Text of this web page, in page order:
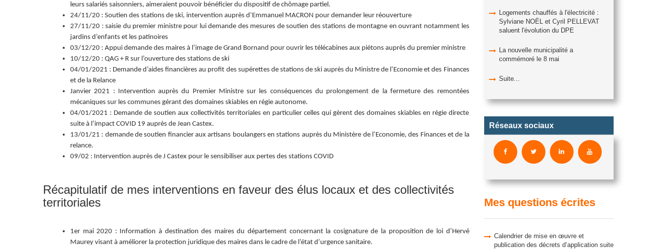
leurs salariés saisonniers, aimeraient pouvoir bénéficier du dispositif de chômage partiel.
24/11/20 : Soutien des stations de ski, intervention auprès d’Emmanuel MACRON pour demander leur réouverture
27/11/20 : saisie du premier ministre pour lui demande des mesures de soutien des stations de montagne en ouvrant notamment les
jardins d’enfants et les patinoires
03/12/20 : Appui demande des maires à l’image de Grand Bornand pour ouvrir les télécabines aux piétons auprès du premier ministre
10/12/20 : QAG + R sur l’ouverture des stations de ski
04/01/2021 : Demande d’aides financières au profit des supérettes de stations de ski auprès du Ministre de l’Economie et des Finances
et de la Relance
Janvier 2021 : Intervention auprès du Premier Ministre sur les conséquences du prolongement de la fermeture des remontées
mécaniques sur les communes gérant des domaines skiables en régie autonome.
04/01/2021 : Demande de soutien aux collectivités territoriales en particulier celles qui gèrent des domaines skiables en régie directe
suite à l’impact COVID 19 auprès de Jean Castex.
13/01/21 : demande de soutien financier aux artisans boulangers en stations auprès du Ministère de l’Economie, des Finances et de la
relance.
09/02 : Intervention auprès de J Castex pour le sensibiliser aux pertes des stations COVID
Récapitulatif de mes interventions en faveur des élus locaux et des collectivités
territoriales
1er mai 2020 : Information à destination des maires du département concernant la cosignature de la proposition de loi d’Hervé
Maurey visant à améliorer la protection juridique des maires dans le cadre de l’état d’urgence sanitaire.
Logements chauffés à l'électricité :
Sylviane NOËL et Cyril PELLEVAT
saluent l'évolution du DPE
La nouvelle municipalité a
commémoré le 8 mai
Suite...
Réseaux sociaux
Mes questions écrites
Calendrier de mise en œuvre et
publication des décrets d’application suite